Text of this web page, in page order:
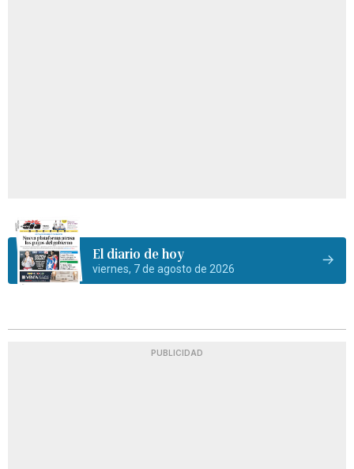
El diario de hoy
viernes, 7 de agosto de 2026
PUBLICIDAD